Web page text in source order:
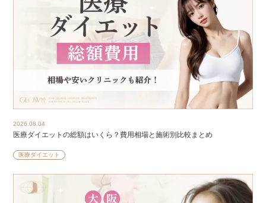
2026.08.04
医療ダイエットの総額はいくら？費用相場と施術別比較まとめ
医療ダイエット